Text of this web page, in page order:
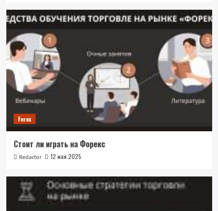
Forex
Стоит ли играть на Форекс
Redactor 12 мая 2025